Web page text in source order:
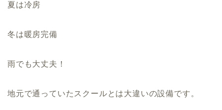
夏は冷房
冬は暖房完備
雨でも大丈夫！
地元で通っていたスクールとは大違いの設備です。